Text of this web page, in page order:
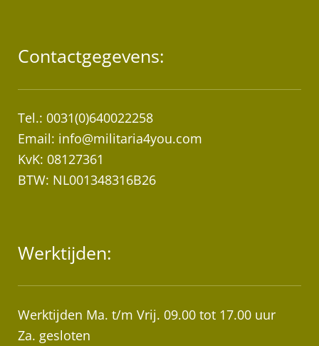
Contactgegevens:
Tel.: 0031(0)640022258
Email: info@militaria4you.com
KvK: 08127361
BTW: NL001348316B26
Werktijden:
Werktijden Ma. t/m Vrij. 09.00 tot 17.00 uur
Za. gesloten